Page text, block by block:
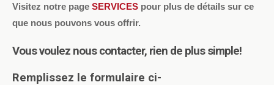
Visitez notre page SERVICES pour plus de détails sur ce
que nous pouvons vous offrir.
Vous voulez nous contacter, rien de plus simple!
Remplissez le formulaire ci-